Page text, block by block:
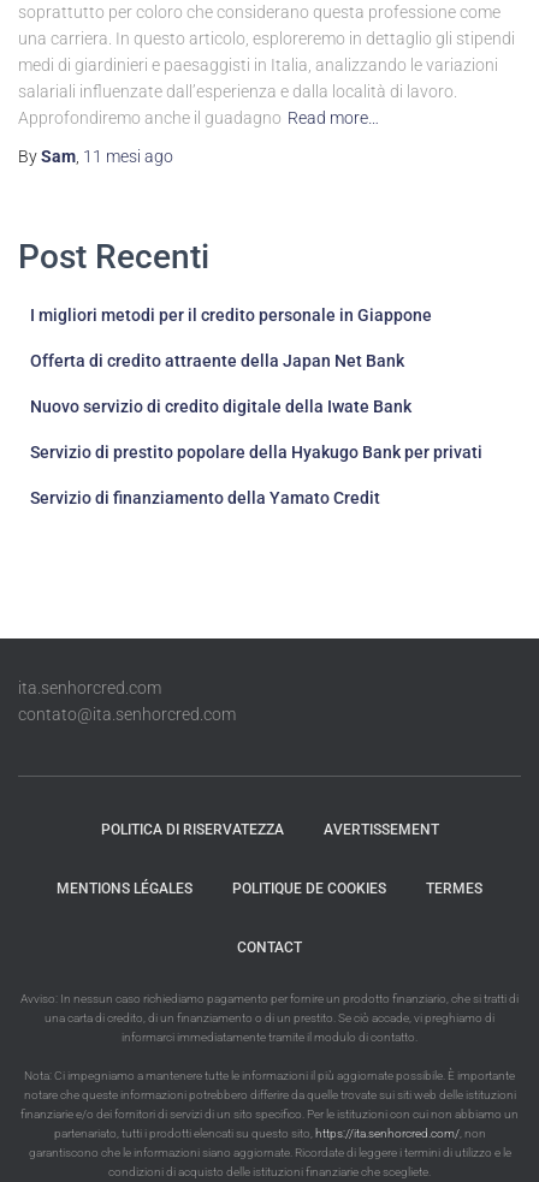
soprattutto per coloro che considerano questa professione come
una carriera. In questo articolo, esploreremo in dettaglio gli stipendi
medi di giardinieri e paesaggisti in Italia, analizzando le variazioni
salariali influenzate dall’esperienza e dalla località di lavoro.
Approfondiremo anche il guadagno Read more…
BySam 11 mesi ago
Post Recenti
I migliori metodi per il credito personale in Giappone
Offerta di credito attraente della Japan Net Bank
Nuovo servizio di credito digitale della Iwate Bank
Servizio di prestito popolare della Hyakugo Bank per privati
Servizio di finanziamento della Yamato Credit
ita.senhorcred.com
contato@ita.senhorcred.com
POLITICA DI RISERVATEZZA AVERTISSEMENT
MENTIONS LÉGALES POLITIQUE DE COOKIES TERMES
CONTACT
Avviso: In nessun caso richiediamo pagamento per fornire un prodotto finanziario, che si tratti di
una carta di credito, di un finanziamento o di un prestito. Se ciò accade, vi preghiamo di
informarci immediatamente tramite il modulo di contatto.
Nota: Ci impegniamo a mantenere tutte le informazioni il più aggiornate possibile. È importante
notare che queste informazioni potrebbero differire da quelle trovate sui siti web delle istituzioni
finanziarie e/o dei fornitori di servizi di un sito specifico. Per le istituzioni con cui non abbiamo un
partenariato, tutti i prodotti elencati su questo sito, https://ita.senhorcred.com/, non
garantiscono che le informazioni siano aggiornate. Ricordate di leggere i termini di utilizzo e le
condizioni di acquisto delle istituzioni finanziarie che scegliete.